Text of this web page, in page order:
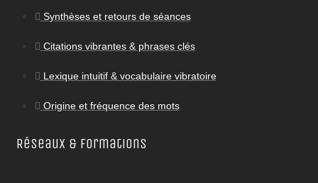
Synthèses et retours de séances
Citations vibrantes & phrases clés
Lexique intuitif & vocabulaire vibratoire
Origine et fréquence des mots
Réseaux & Formations